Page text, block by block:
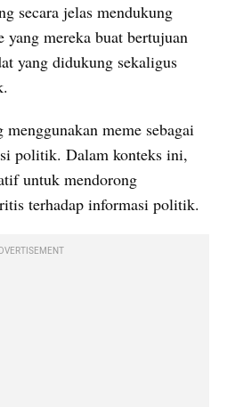
secara jelas mendukung
mereka buat bertujuan
yang didukung sekaligus
meme sebagai
politik. Dalam konteks ini,
untuk mendorong
terhadap informasi politik.